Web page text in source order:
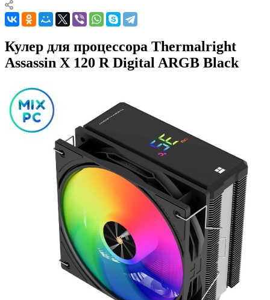
Кулер для процессора Thermalright
Assassin X 120 R Digital ARGB Black